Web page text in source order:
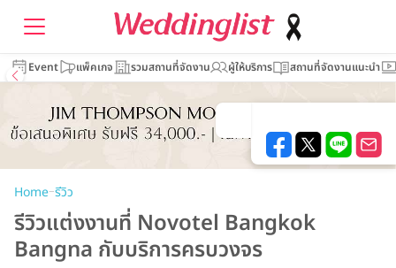
Event แพ็คเกจ รวมสถานที่จัดงาน ผู้ให้บริการ สถานที่จัดงานแนะนำ
Home–รีวิว
รีวิวแต่งงานที่ Novotel Bangkok
Bangna กับบริการครบวงจร